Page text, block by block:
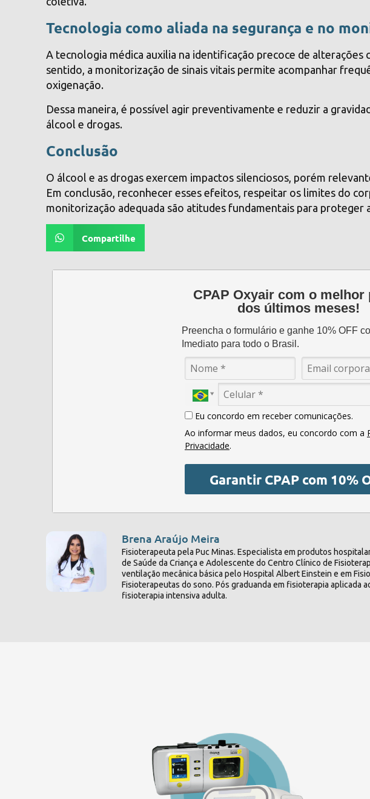
Tecnologia como aliada na segurança e no
A tecnologia médica auxilia na identificação precoce de alterações
sentido, a monitorização de sinais vitais permite acompanhar
oxigenação.
Dessa maneira, é possível agir preventivamente e reduzir a
álcool e drogas.
Conclusão
O álcool e as drogas exercem impactos silenciosos, porém
Em conclusão, reconhecer esses efeitos, respeitar os limites do
monitorização adequada são atitudes fundamentais para proteger
Compartilhe
CPAP Oxyair com o melhor
dos últimos meses!
Preencha o formulário e ganhe 10% OFF
Imediato para todo o Brasil.
Eu concordo em receber comunicações.
Ao informar meus dados, eu concordo com a
Privacidade.
Garantir CPAP com 10%
Brena Araújo Meira
Fisioterapeuta pela Puc Minas. Especialista em produtos
de Saúde da Criança e Adolescente do Centro Clínico de
ventilação mecânica básica pelo Hospital Albert Einstein e em
Fisioterapeutas do sono. Pós graduanda em fisioterapia aplicada
fisioterapia intensiva adulta.